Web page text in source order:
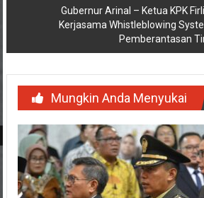
Gubernur Arinal – Ketua KPK
Kerjasama Whistleblowing
Pemberantasan
Mungkin Anda Menyukai